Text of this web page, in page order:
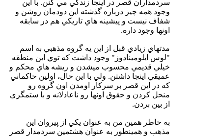
سردمداران قصر در اينجا زندگي مي كنن. با اين
وجود همه چيز درباره گذشته اين دودمان روشن و
شفاف نيست و پيشينه هاي تاريكي هم در سابقه
اونها وجود داره.
مدتهاي زيادي قبل از اين يه گروه مذهبي به اسم
"لوس ايلومينادوز" وجود داشت كه توي اين منطقه
خيلي قديمي محسوب ميشدن و ريشه هاي محكم و
عميقي اينجا داشتن. ولي با اين حال، اولين حاكماني
كه در اين قصر بر سركار اومدن اون گروه رو
منحل كردن و حقوق اونها رو ناعادلانه و با ستمگري
از بين بردن.
به خاطر همين من به عنوان يكي از پيروان اين
مذهب و همينطور به عنوان هشتمين سردمدار قصر